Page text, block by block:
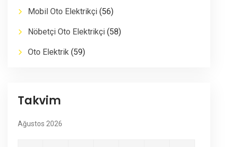
Mobil Oto Elektrikçi (56)
Nöbetçi Oto Elektrikçi (58)
Oto Elektrik (59)
Takvim
Ağustos 2026